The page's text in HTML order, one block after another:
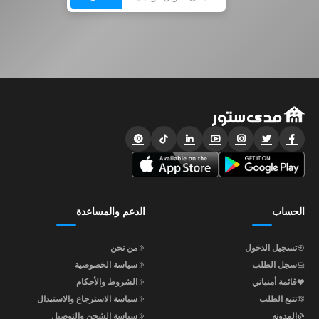
الحساب
تسجيل الدخول
سجل الطلب
قائمة أمنياتي
تتبع الطلب
المدونه
الدعم والمساعدة
من نحن
سياسة الخصوصية
الشروط والأحكام
سياسة الاسترجاع والاستبدال
سياسة الشحن والتوصيل